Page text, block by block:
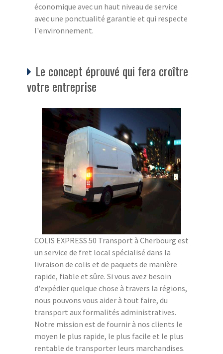
économique avec un haut niveau de service
avec une ponctualité garantie et qui respecte
l'environnement.
Le concept éprouvé qui fera croître
votre entreprise
COLIS EXPRESS 50 Transport à Cherbourg est
un service de fret local spécialisé dans la
livraison de colis et de paquets de manière
rapide, fiable et sûre. Si vous avez besoin
d'expédier quelque chose à travers la régions,
nous pouvons vous aider à tout faire, du
transport aux formalités administratives.
Notre mission est de fournir à nos clients le
moyen le plus rapide, le plus facile et le plus
rentable de transporter leurs marchandises.